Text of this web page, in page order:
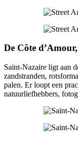
De Côte
Saint-Nazaire ligt aan
zandstranden,
palen. Er loopt een
natuurliefhebbers,